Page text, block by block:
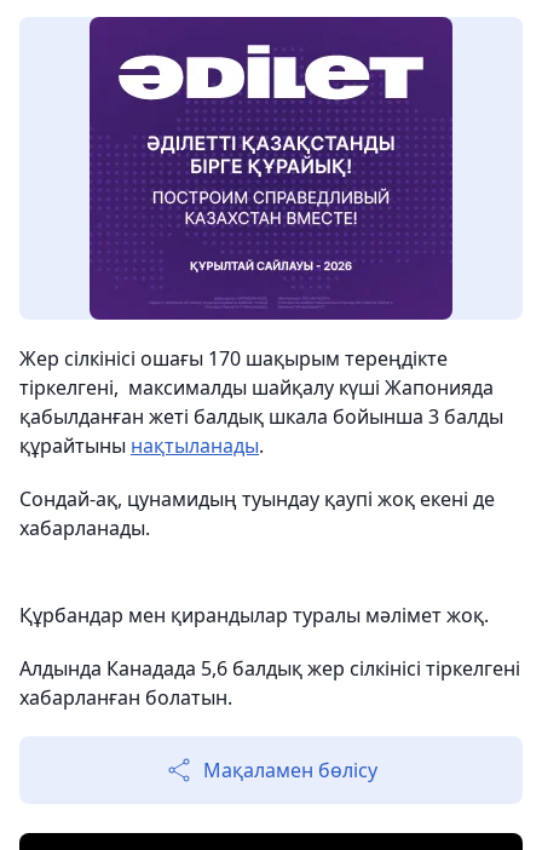
Жер сілкінісі ошағы 170 шақырым тереңдікте
тіркелгені, максималды шайқалу күші Жапонияда
қабылданған жеті балдық шкала бойынша 3 балды
құрайтыны нақтыланады.
Сондай-ақ, цунамидың туындау қаупі жоқ екені де
хабарланады.
Құрбандар мен қирандылар туралы мәлімет жоқ.
Алдында Канадада 5,6 балдық жер сілкінісі тіркелгені
хабарланған болатын.
Мақаламен бөлісу